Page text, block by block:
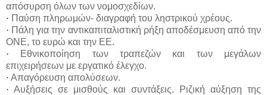
απόσυρση όλων των νομοσχεδίων.
· Παύση πληρωμών- διαγραφή του ληστρικού χρέους.
· Πάλη για την αντικαπιταλιστική ρήξη αποδέσμευση από την
ΟΝΕ, το ευρώ και την ΕΕ.
· Εθνικοποίηση των τραπεζών και των μεγάλων
επιχειρήσεων με εργατικό έλεγχο.
· Απαγόρευση απολύσεων.
· Αυξήσεις σε μισθούς και συντάξεις. Ριζική αύξηση της